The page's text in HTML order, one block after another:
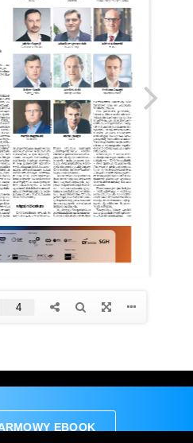
EBOOK